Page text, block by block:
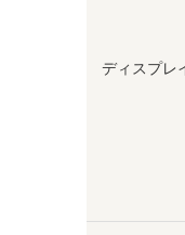
ディスプレ